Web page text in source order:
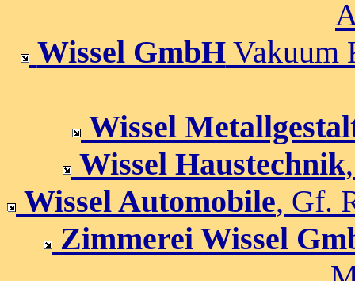
Wissel GmbHVakuum
Wissel
Wissel Haustechnik
Wissel Automobile, Gf.
Zimmerei Wissel